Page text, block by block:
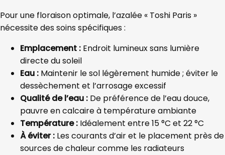
Pour une floraison optimale, l’azalée « Toshi Paris »
nécessite des soins spécifiques :
Emplacement : Endroit lumineux sans lumière
directe du soleil
Eau : Maintenir le sol légèrement humide ; éviter le
dessèchement et l’arrosage excessif
Qualité de l’eau : De préférence de l’eau douce,
pauvre en calcaire à température ambiante
Température : Idéalement entre 15 °C et 22 °C
À éviter : Les courants d’air et le placement près de
sources de chaleur comme les radiateurs